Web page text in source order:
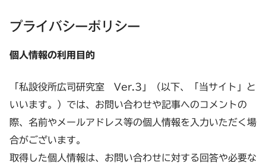
プライバシーポリシー
個人情報の利用目的
「私設役所広司研究室 Ver.3」（以下、「当サイト」と
いいます。）では、お問い合わせや記事へのコメントの
際、名前やメールアドレス等の個人情報を入力いただく場
合がございます。
取得した個人情報は、お問い合わせに対する回答や必要な